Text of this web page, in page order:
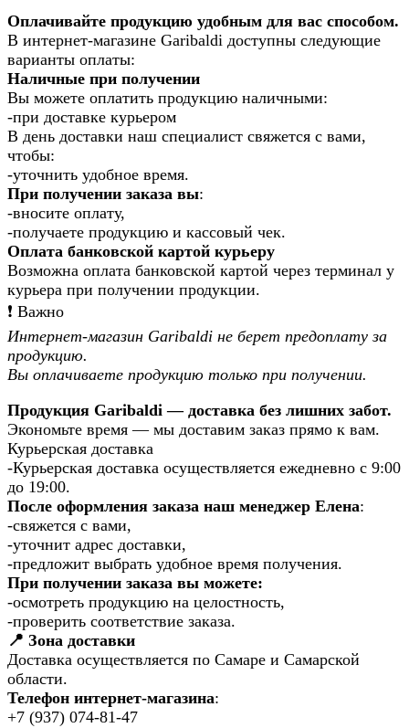
Оплачивайте продукцию удобным для вас способом.
В интернет-магазине Garibaldi доступны следующие
варианты оплаты:
Наличные при получении
Вы можете оплатить продукцию наличными:
-при доставке курьером
В день доставки наш специалист свяжется с вами,
чтобы:
-уточнить удобное время.
При получении заказа вы:
-вносите оплату,
-получаете продукцию и кассовый чек.
Оплата банковской картой курьеру
Возможна оплата банковской картой через терминал у
курьера при получении продукции.
❗️ Важно
Интернет-магазин Garibaldi не берет предоплату за
продукцию.
Вы оплачиваете продукцию только при получении.
Продукция Garibaldi — доставка без лишних забот.
Экономьте время — мы доставим заказ прямо к вам.
Курьерская доставка
-Курьерская доставка осуществляется ежедневно с 9:00
до 19:00.
После оформления заказа наш менеджер Елена:
-свяжется с вами,
-уточнит адрес доставки,
-предложит выбрать удобное время получения.
При получении заказа вы можете:
-осмотреть продукцию на целостность,
-проверить соответствие заказа.
📍 Зона доставки
Доставка осуществляется по Самаре и Самарской
области.
Телефон интернет-магазина:
+7 (937) 074-81-47